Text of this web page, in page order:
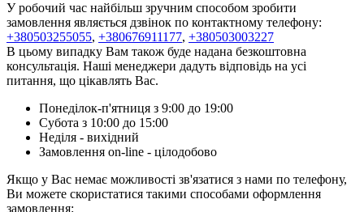
У робочий час найбільш зручним способом зробити
замовлення являється дзвінок по контактному телефону:
+380503255055, +380676911177, +380503003227
В цьому випадку Вам також буде надана безкоштовна
консультація. Наші менеджери дадуть відповідь на усі
питання, що цікавлять Вас.
Понеділок-п'ятниця з 9:00 до 19:00
Субота з 10:00 до 15:00
Неділя - вихідний
Замовлення on-line - цілодобово
Якщо у Вас немає можливості зв'язатися з нами по телефону,
Ви можете скористатися такими способами оформлення
замовлення: